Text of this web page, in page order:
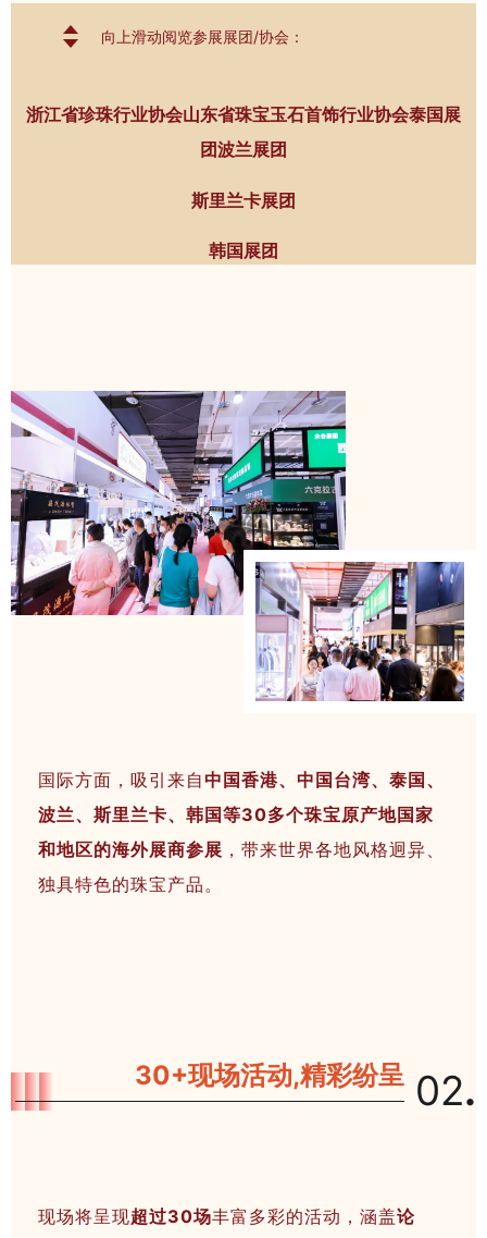
向上滑动阅览参展展团/协会：
浙江省珍珠行业协会山东省珠宝玉石首饰行业协会泰国展
团波兰展团
斯里兰卡展团
韩国展团
番禺大罗塘珠宝小镇
广东省彩宝首饰商会
深圳市珠宝首饰设计师协会
台湾晶彩展团
得宝传家展团
珠宝厂商臻品展团
水贝展团
金丽国际珠宝交易中心
樱花粉展团
联兴展团
众合国际展团
（以上排名不分先后）
国际方面，吸引来自中国香港、中国台湾、泰国、
波兰、斯里兰卡、韩国等30多个珠宝原产地国家
和地区的海外展商参展 ，带来世界各地风格迥异、
独具特色的珠宝产品。
30+现场活动,精彩纷呈 02.
现场将呈现超过30场丰富多彩的活动，涵盖论